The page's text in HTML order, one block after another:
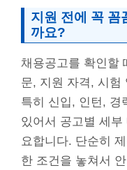
지원 전에 꼭 꼼
까요?
채용공고를 확인할
문, 지원 자격, 시험
특히 신입, 인턴, 경
있어서 공고별 세
요합니다. 단순히
한 조건을 놓쳐서